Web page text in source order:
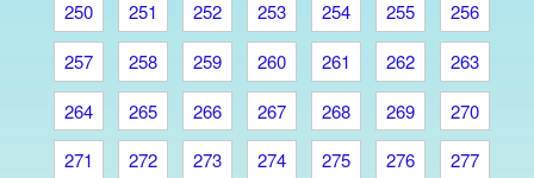
250
251 252 253 254 255
256
257
258 259 260 261 262
263
264
265 266 267 268 269
270
271
272 273 274 275 276 277